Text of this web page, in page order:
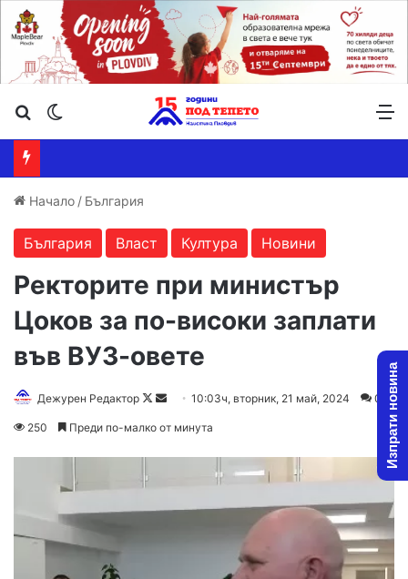
Търсене ...
Начало / България
България Власт Култура Новини
Ректорите при министър
Цоков за по-високи заплати
във ВУЗ-овете
Дежурен Редактор
Follow
Send10:03ч, вторник, 21 май, 2024 0
250 Преди по-малко от минута Изпрати новина